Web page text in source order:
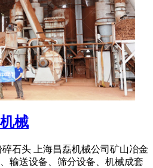
械
石头 上海昌磊机械公司矿山冶金
输送设备、筛分设备、机械成套